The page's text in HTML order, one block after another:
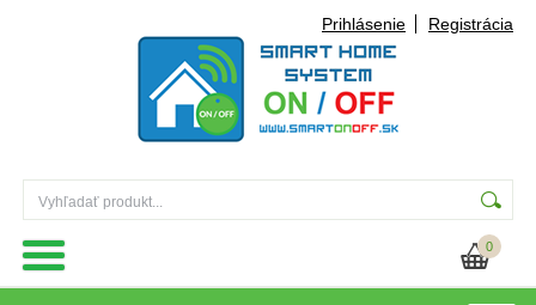
Prihlásenie Registrácia
0